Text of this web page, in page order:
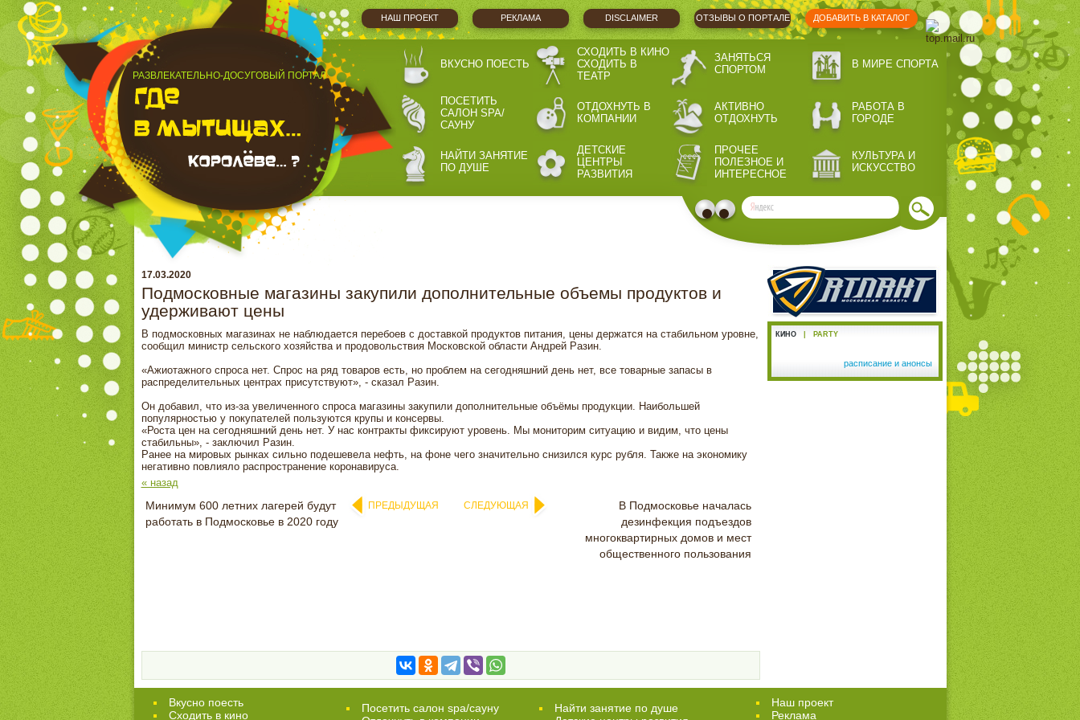
НАШ ПРОЕКТ РЕКЛАМА DISCLAIMER ОТЗЫВЫ О ПОРТАЛЕ ДОБАВИТЬ В КАТАЛОГ
РАЗВЛЕКАТЕЛЬНО-ДОСУГОВЫЙ ПОРТАЛ
ВКУСНО ПОЕСТЬ
СХОДИТЬ В КИНО
СХОДИТЬ В
ТЕАТР
ЗАНЯТЬСЯ
СПОРТОМ
В МИРЕ СПОРТА
ПОСЕТИТЬ
САЛОН SPA/
САУНУ
ОТДОХНУТЬ В
КОМПАНИИ
АКТИВНО
ОТДОХНУТЬ
РАБОТА В
ГОРОДЕ
НАЙТИ ЗАНЯТИЕ
ПО ДУШЕ
ДЕТСКИЕ
ЦЕНТРЫ
РАЗВИТИЯ
ПРОЧЕЕ
ПОЛЕЗНОЕ И
ИНТЕРЕСНОЕ
КУЛЬТУРА И
ИСКУССТВО
17.03.2020
Подмосковные магазины закупили дополнительные объемы продуктов и
удерживают цены
В подмосковных магазинах не наблюдается перебоев с доставкой продуктов питания, цены держатся на стабильном уровне,
сообщил министр сельского хозяйства и продовольствия Московской области Андрей Разин.
«Ажиотажного спроса нет. Спрос на ряд товаров есть, но проблем на сегодняшний день нет, все товарные запасы в
распределительных центрах присутствуют», - сказал Разин.
Он добавил, что из-за увеличенного спроса магазины закупили дополнительные объёмы продукции. Наибольшей
популярностью у покупателей пользуются крупы и консервы.
«Роста цен на сегодняшний день нет. У нас контракты фиксируют уровень. Мы мониторим ситуацию и видим, что цены
стабильны», - заключил Разин.
Ранее на мировых рынках сильно подешевела нефть, на фоне чего значительно снизился курс рубля. Также на экономику
негативно повлияло распространение коронавируса.
« назад
Минимум 600 летних лагерей будут
работать в Подмосковье в 2020 году
ПРЕДЫДУЩАЯ СЛЕДУЮЩАЯ
В Подмосковье началась
дезинфекция подъездов
многоквартирных домов и мест
общественного пользования
КИНО PARTY
расписание и анонсы
Вкусно поесть
Сходить в кино
Посетить салон spa/сауну
Найти занятие по душе
Наш проект
Реклама